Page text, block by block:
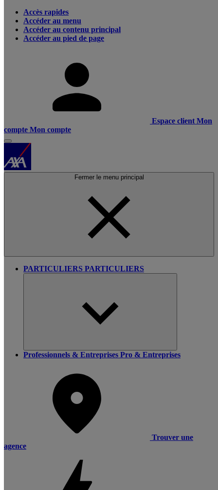
Accès rapides
Accéder au menu
Accéder au contenu principal
Accéder au pied de page
Espace client Mon
compte Mon compte
Fermer le menu principal
PARTICULIERS PARTICULIERS
Professionnels & Entreprises Pro & Entreprises
Trouver une
agence